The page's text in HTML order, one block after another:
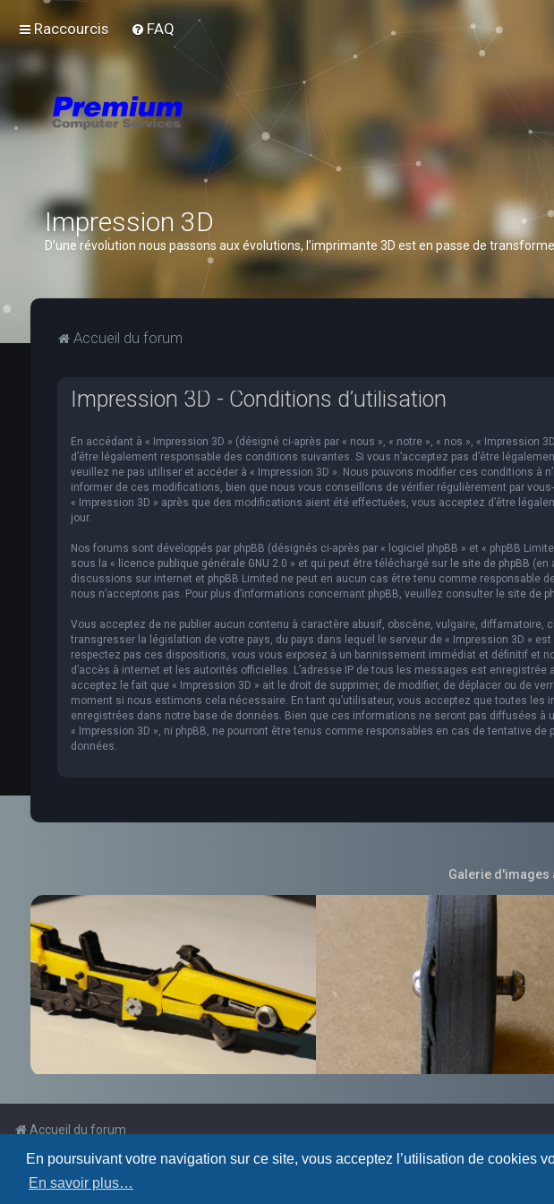
En poursuivant votre navigation sur ce site, vous acceptez l’utilisation de cookies
En savoir plus…
Raccourcis FAQ
Impression 3D
D’une révolution nous passons aux évolutions, l’imprimante 3D est en passe de
Accueil du forum
Impression 3D - Conditions d’utilisation
En accédant à « Impression 3D » (désigné ci-après par « nous », « notre », « nos », « Impression
d’être légalement responsable des conditions suivantes. Si vous n’acceptez pas d’être
veuillez ne pas utiliser et accéder à « Impression 3D ». Nous pouvons modifier ces conditions à
informer de ces modifications, bien que nous vous conseillons de vérifier régulièrement par
« Impression 3D » après que des modifications aient été effectuées, vous acceptez d’être
jour.
Nos forums sont développés par phpBB (désignés ci-après par « logiciel phpBB » et « phpBB
sous la « licence publique générale GNU 2.0 » et qui peut être téléchargé sur le site de phpBB (en
discussions sur internet et phpBB Limited ne peut en aucun cas être tenu comme responsable
nous n’acceptons pas. Pour plus d’informations concernant phpBB, veuillez consulter le site de
Vous acceptez de ne publier aucun contenu à caractère abusif, obscène, vulgaire, diffamatoire,
transgresser la législation de votre pays, du pays dans lequel le serveur de « Impression 3D »
respectez pas ces dispositions, vous vous exposez à un bannissement immédiat et définitif et
d’accès à internet et les autorités officielles. L’adresse IP de tous les messages est
acceptez le fait que « Impression 3D » ait le droit de supprimer, de modifier, de déplacer ou de
moment si nous estimons cela nécessaire. En tant qu’utilisateur, vous acceptez que toutes les
enregistrées dans notre base de données. Bien que ces informations ne seront pas diffusées à
« Impression 3D », ni phpBB, ne pourront être tenus comme responsables en cas de tentative
données.
Galerie
Accueil du forum
Powered by phpBB
Traduction française officielle